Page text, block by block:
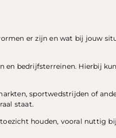
er zijn en wat bij jouw
en bedrijfsterreinen. Hierbij
sportwedstrijden of
staat.
houden, vooral nuttig bij